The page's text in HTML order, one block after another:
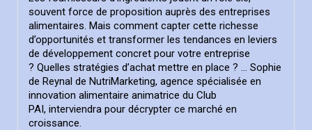
souvent force de proposition auprès des entreprises
alimentaires. Mais comment capter cette richesse
d’opportunités et transformer les tendances en leviers
de développement concret pour votre entreprise
? Quelles stratégies d’achat mettre en place ? … Sophie
de Reynal de NutriMarketing, agence spécialisée en
innovation alimentaire animatrice du Club
PAI, interviendra pour décrypter ce marché en
croissance.